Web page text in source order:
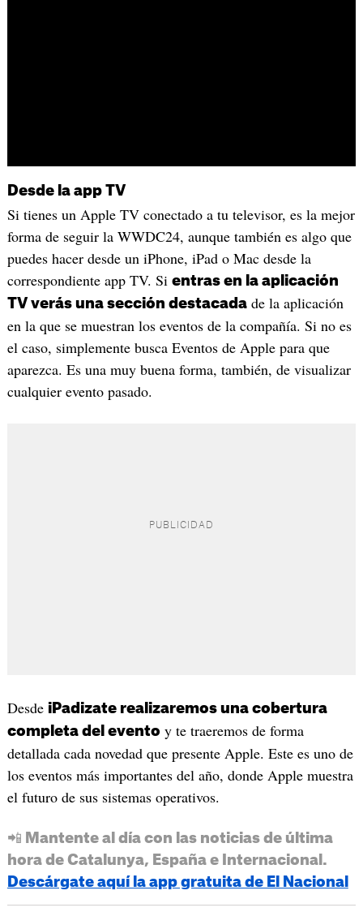
Desde la app TV
Si tienes un Apple TV conectado a tu televisor, es la mejor
forma de seguir la WWDC24, aunque también es algo que
puedes hacer desde un iPhone, iPad o Mac desde la
correspondiente app TV. Si entras en la aplicación
TV verás una sección destacadade la aplicación
en la que se muestran los eventos de la compañía. Si no es
el caso, simplemente busca Eventos de Apple para que
aparezca. Es una muy buena forma, también, de visualizar
cualquier evento pasado.
Desde iPadizate realizaremos una cobertura
completa del evento y te traeremos de forma
detallada cada novedad que presente Apple. Este es uno de
los eventos más importantes del año, donde Apple muestra
el futuro de sus sistemas operativos.
📲 Mantente al día con las noticias de última
hora de Catalunya, España e Internacional.
Descárgate aquí la app gratuita de El Nacional